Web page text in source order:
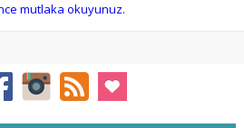
mutlaka okuyunuz.